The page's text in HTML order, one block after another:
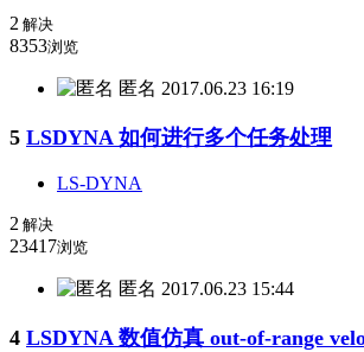
2 解决
8353浏览
匿名 2017.06.23 16:19
5 LSDYNA 如何进行多个任务处理
LS-DYNA
2 解决
23417浏览
匿名 2017.06.23 15:44
4 LSDYNA 数值仿真 out-of-range